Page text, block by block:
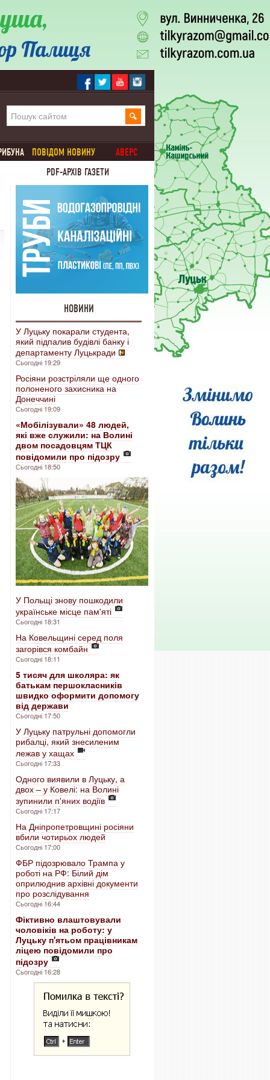
ПОВІДОМ НОВИНУ
АВЕРС
PDF-АРХІВ ГАЗЕТИ
НОВИНИ
У Луцьку покарали студента,
який підпалив будівлі банку і
департаменту Луцькради
Сьогодні 19:29
Росіяни розстріляли ще одного
полоненого захисника на
Донеччині
Сьогодні 19:09
«Мобілізували» 48 людей,
які вже служили: на Волині
двом посадовцям ТЦК
повідомили про підозру
Сьогодні 18:50
У Польщі знову пошкодили
українське місце пам'яті
Сьогодні 18:31
На Ковельщині серед поля
загорівся комбайн
Сьогодні 18:11
5 тисяч для школяра: як
батькам першокласників
швидко оформити допомогу
від держави
Сьогодні 17:50
У Луцьку патрульні допомогли
рибалці, який знесиленим
лежав у хащах
Сьогодні 17:33
Одного виявили в Луцьку, а
двох – у Ковелі: на Волині
зупинили п'яних водіїв
Сьогодні 17:17
На Дніпропетровщині росіяни
вбили чотирьох людей
Сьогодні 17:00
ФБР підозрювало Трампа у
роботі на РФ: Білий дім
оприлюднив архівні документи
про розслідування
Сьогодні 16:44
Фіктивно влаштовували
чоловіків на роботу: у
Луцьку п'ятьом працівникам
ліцею повідомили про
підозру
Сьогодні 16:28